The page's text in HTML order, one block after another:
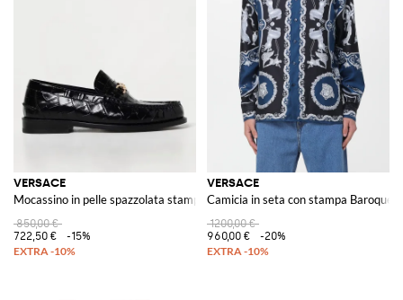
VERSACE
Mocassino in pelle spazzolata stampa cocco
850,00 €
722,50 €
-15%
VERSACE
Camicia in seta con stampa Baroque
1200,00 €
960,00 €
-20%